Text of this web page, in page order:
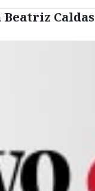
Beatriz Caldas